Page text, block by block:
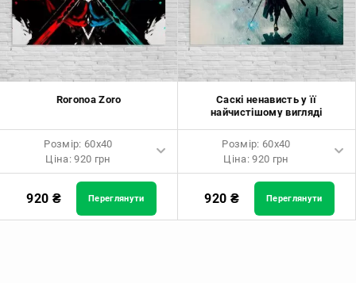
Roronoa Zoro
Розмір: 60x40
Ціна: 920 грн
Розмір: 60x40 Ціна: 920 грн
920 ₴ Переглянути
Саскі ненависть у її
найчистішому вигляді
Розмір: 60x40
Ціна: 920 грн
Розмір: 60x40 Ціна: 920 грн
920 ₴ Переглянути